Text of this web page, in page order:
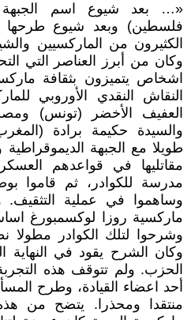
«… بعد شيوع اسم الجبهة
فلسطين) وبعد شيوع طرحها
الكثيرون من الماركسيين
وكان من أبرز العناصر التي
اشخاص يتميزون بثقافة
النقاش النقدي الأوروبي
العفيف الأخضر (تونس)
والسيدة حكيمة برادة
طويلا مع الجبهة
مقاتليها في قواعدهم
مدرسة للكوادر، ثم قاموا
وساهموا في عملية التثقيف.
ماركسية روزا لوكسمبورغ
وشرحوا لتلك الكوادر مطولا
وكان الشرح يقود في النهاية
الحزب. ولم تتوقف هذه
أحد اعضاء القيادة، وطرح
منتقدا ومحذرا. يتضح من